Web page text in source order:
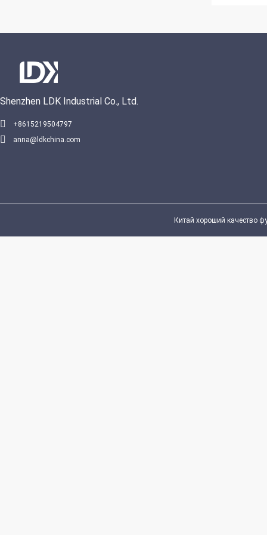
Shenzhen LDK Industrial Co., Ltd.
+8615219504797
anna@ldkchina.com
Китай хороший качество